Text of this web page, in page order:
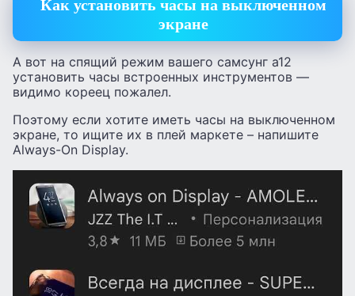
Как установить часы на выключенном
экране
А вот на спящий режим вашего самсунг а12
установить часы встроенных инструментов —
видимо кореец пожалел.
Поэтому если хотите иметь часы на выключенном
экране, то ищите их в плей маркете – напишите
Always-On Display.